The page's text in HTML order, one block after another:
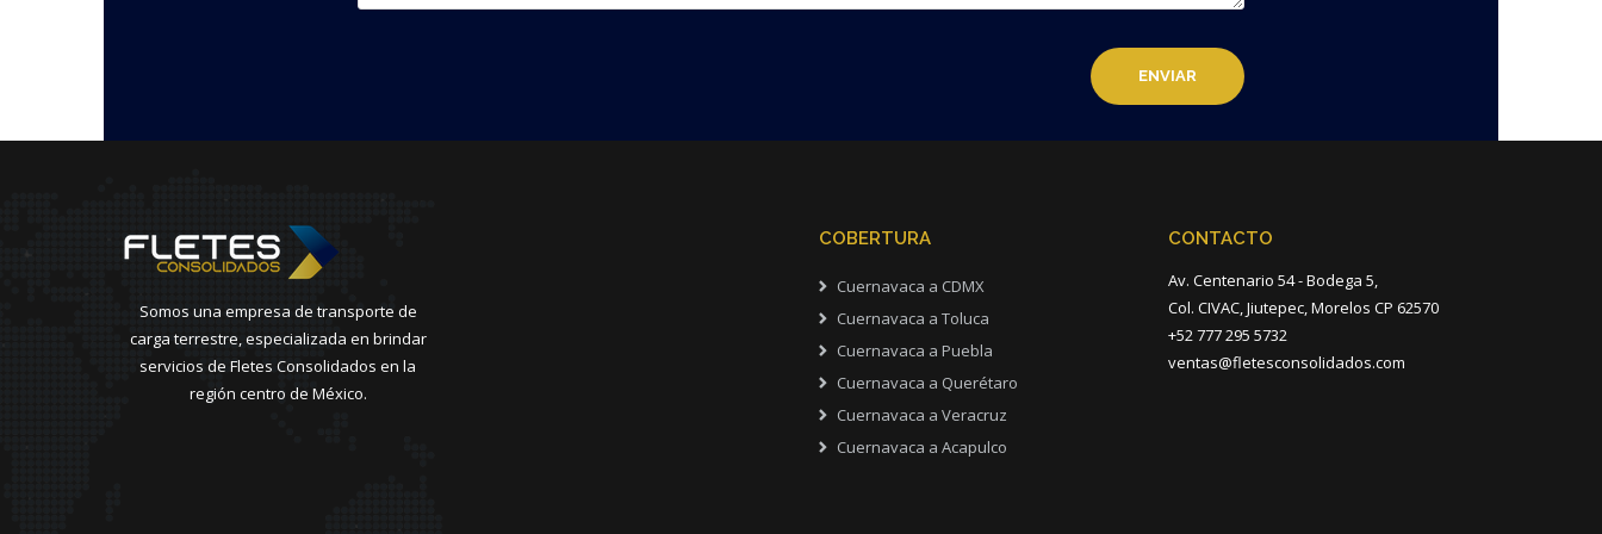
Somos una empresa de transporte de
carga terrestre, especializada en brindar
servicios de Fletes Consolidados en la
región centro de México.
COBERTURA
Cuernavaca a CDMX
Cuernavaca a Toluca
Cuernavaca a Puebla
Cuernavaca a Querétaro
Cuernavaca a Veracruz
Cuernavaca a Acapulco
CONTACTO
Av. Centenario 54 - Bodega 5,
Col. CIVAC, Jiutepec, Morelos CP 62570
+52 777 295 5732
ventas@fletesconsolidados.com